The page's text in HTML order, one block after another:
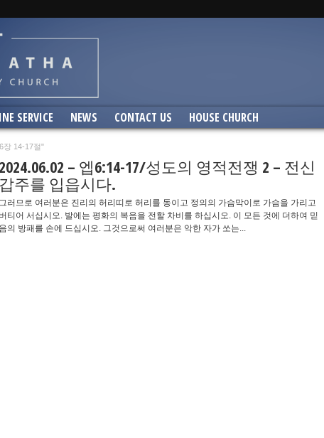
SERVICE NEWS CONTACT US HOUSE CHURCH
장 14-17절"
2024.06.02 – 엡6:14-17/성도의 영적전쟁 2 – 전신
갑주를 입읍시다.
그러므로 여러분은 진리의 허리띠로 허리를 동이고 정의의 가슴막이로 가슴을 가리고
버티어 서십시오. 발에는 평화의 복음을 전할 차비를 하십시오. 이 모든 것에 더하여 믿
음의 방패를 손에 드십시오. 그것으로써 여러분은 악한 자가 쏘는...